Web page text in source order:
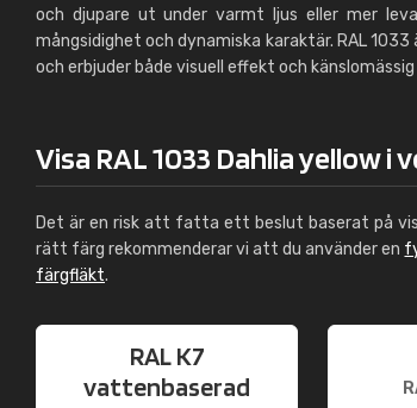
och djupare ut under varmt ljus eller mer
mångsidighet och dynamiska karaktär. RAL
och erbjuder både visuell effekt och känslomässig
Visa RAL 1033 Dahlia yellow i
Det är en risk att fatta ett beslut baserat på
rätt färg rekommenderar vi att du använder en
färgfläkt.
RAL K7
vattenbaserad